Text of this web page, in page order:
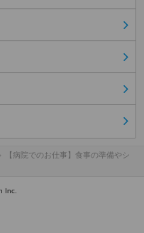
【病院でのお仕事】食事の準備やシ
Inc.